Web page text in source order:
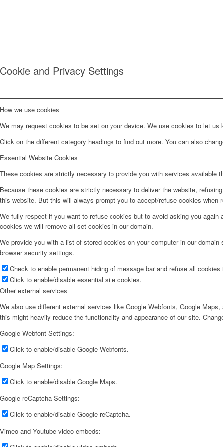
Cookie and Privacy Settings
How we use cookies
We may request cookies to be set on your device. We use cookies to let
Click on the different category headings to find out more. You can also
Essential Website Cookies
These cookies are strictly necessary to provide you with services available
Because these cookies are strictly necessary to deliver the website,
this website. But this will always prompt you to accept/refuse cookies when
We fully respect if you want to refuse cookies but to avoid asking you
cookies we will remove all set cookies in our domain.
We provide you with a list of stored cookies on your computer in our
browser security settings.
Check to enable permanent hiding of message bar and refuse all
Click to enable/disable essential site cookies.
Other external services
We also use different external services like Google Webfonts, Google
this might heavily reduce the functionality and appearance of our site.
Google Webfont Settings:
Click to enable/disable Google Webfonts.
Google Map Settings:
Click to enable/disable Google Maps.
Google reCaptcha Settings:
Click to enable/disable Google reCaptcha.
Vimeo and Youtube video embeds: